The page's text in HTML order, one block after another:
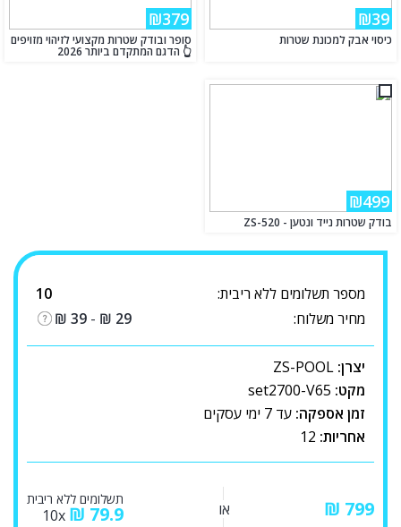
₪39
כיסוי אבק למכונת שטרות
₪379
סופר ובודק שטרות מקצועי לזיהוי מזויפים
👆 הדגם המתקדם ביותר 2026
₪499
בודק שטרות נייד ונטען - ZS-520
מספר תשלומים ללא ריבית:
10
מחיר משלוח:
₪ 29
-
₪ 39
יצרן: ZS-POOL
מקט: set2700-V65
זמן אספקה: עד 7 ימי עסקים
אחריות: 12
₪ או
תשלומים ללא ריבית
₪ 79.9